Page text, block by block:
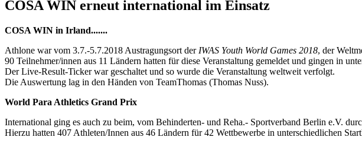
COSA WIN erneut international im Einsatz
COSA WIN in Irland.......
Athlone war vom 3.7.-5.7.2018 Austragungsort der IWAS Youth World Games 2018, der
90 Teilnehmer/innen aus 11 Ländern hatten für diese Veranstaltung gemeldet und gingen in
Der Live-Result-Ticker war geschaltet und so wurde die Veranstaltung weltweit verfolgt.
Die Auswertung lag in den Händen von TeamThomas (Thomas Nuss).
World Para Athletics Grand Prix
International ging es auch zu beim, vom Behinderten- und Reha.- Sportverband Berlin e.V.
Hierzu hatten 407 Athleten/Innen aus 46 Ländern für 42 Wettbewerbe in unterschiedlichen